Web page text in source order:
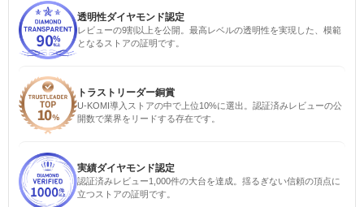
透明性ダイヤモンド認定
レビューの9割以上を公開。最高レベルの透明性を実現した、模範
となるストアの証明です。
トラストリーダー銅賞
U-KOMI導入ストアの中で上位10%に選出。認証済みレビューの公
開数で業界をリードする存在です。
実績ダイヤモンド認定
認証済みレビュー1,000件の大台を達成。揺るぎない信頼の頂点に
立つストアの証明です。